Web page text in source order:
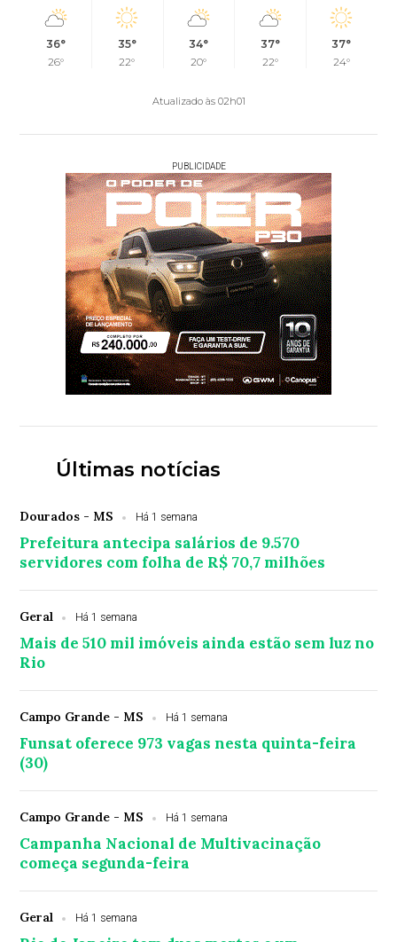
36°
26°
35°
22°
34°
20°
37°
22°
37°
24°
Atualizado às 02h01
PUBLICIDADE
Últimas notícias
Dourados - MS Há 1 semana
Prefeitura antecipa salários de 9.570
servidores com folha de R$ 70,7 milhões
Geral Há 1 semana
Mais de 510 mil imóveis ainda estão sem luz no
Rio
Campo Grande - MS Há 1 semana
Funsat oferece 973 vagas nesta quinta-feira
(30)
Campo Grande - MS Há 1 semana
Campanha Nacional de Multivacinação
começa segunda-feira
Geral Há 1 semana